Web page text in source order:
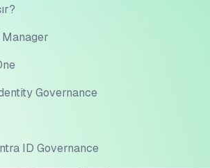
Manager
Governance
ID Governance